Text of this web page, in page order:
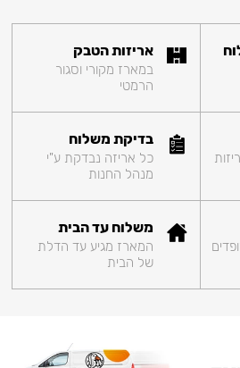
אריזות הטבק
במארז מקורי וסגור
הרמטי
בדיקת משלוח
כל אריזה נבדקת ע"י
מנהל החנות
משלוח עד הבית
המארז מגיע עד הדלת
של הבית